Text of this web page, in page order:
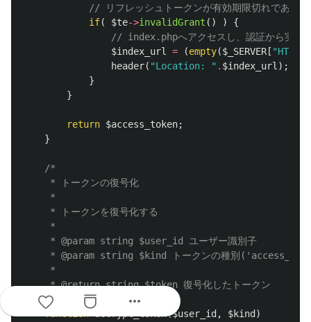
// リフレッシュトークンが有効期限切れである
if( $te->invalidGrant () )
{
// index.phpへアクセスし、認証から実施
$index_url = (empty($_SERVER[ "HTTPS"
header( "Location: " . $index_url);
}
}
return $access_token;
}
/*
	 * @return string $token 復号化したトークン
	 */
function decrypt_token($user_id , $kind )
more_horiz